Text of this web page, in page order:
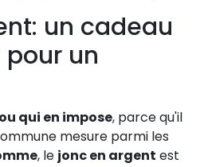
un cadeau
un
qui en impose, parce qu'il
mesure parmi les
, le jonc en argent est